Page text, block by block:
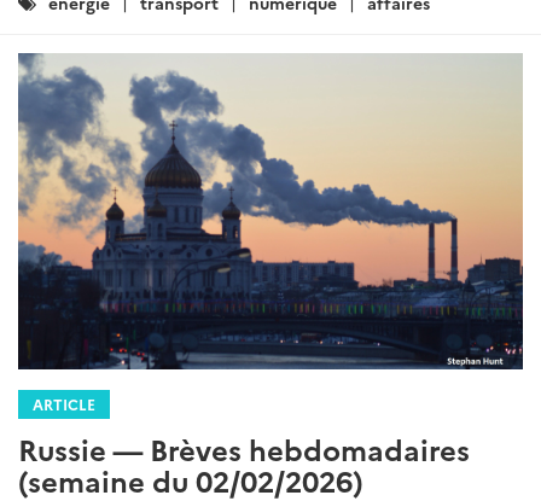
ARTICLE
Russie — Brèves hebdomadaires
(semaine du 02/02/2026)